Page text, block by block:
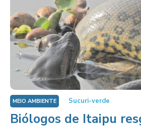
MEIO AMBIENTE Sucuri-verde
Biólogos de Itaipu